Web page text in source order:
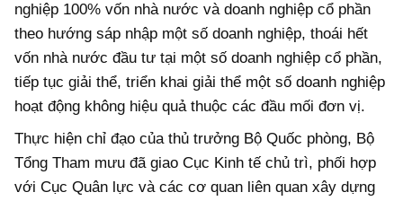
nghiệp 100% vốn nhà nước và doanh nghiệp cổ phần
theo hướng sáp nhập một số doanh nghiệp, thoái hết
vốn nhà nước đầu tư tại một số doanh nghiệp cổ phần,
tiếp tục giải thể, triển khai giải thể một số doanh nghiệp
hoạt động không hiệu quả thuộc các đầu mối đơn vị.
Thực hiện chỉ đạo của thủ trưởng Bộ Quốc phòng, Bộ
Tổng Tham mưu đã giao Cục Kinh tế chủ trì, phối hợp
với Cục Quân lực và các cơ quan liên quan xây dựng